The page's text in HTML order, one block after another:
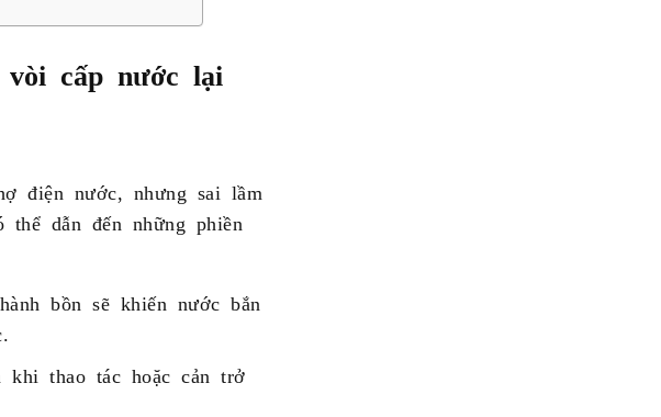
vòi cấp nước lại
điện nước, nhưng sai lầm
thể dẫn đến những phiền
bồn sẽ khiến nước bắn
khi thao tác hoặc cản trở